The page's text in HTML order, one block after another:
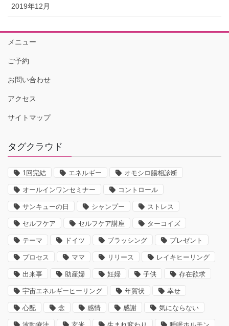
2019年12月
メニュー
ご予約
お問い合わせ
アクセス
サイトマップ
タグクラウド
1回完結 エネルギー オモシロ腸相診断
オールインワンセミナー コントロール
サンキューの日 シャンプー ストレス
セルフケア セルフケア講座 ターコイズ
テーマ ドイツ ブラッシング プレゼント
プロセス ママ リリース レイキヒーリング
出来事 助産婦 妊婦 子供 存在欲求
宇宙エネルギーヒーリング 年賀状 幸せ
心配 念 感情 感謝 気にならない